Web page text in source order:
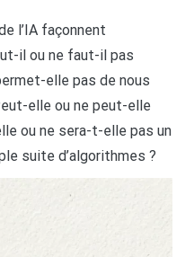
l’IA façonnent
il ou ne faut-il pas
elle pas de nous
elle ou ne peut-elle
ou ne sera-t-elle pas un
suite d’algorithmes ?